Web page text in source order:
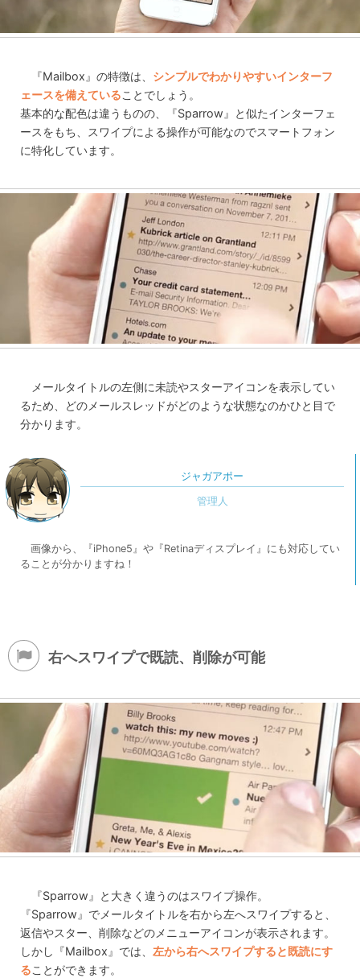
『Mailbox』の特徴は、 シンプルでわかりやすいインターフ
ェースを備えていることでしょう。
基本的な配色は違うものの、『Sparrow』と似たインターフェ
ースをもち、スワイプによる操作が可能なのでスマートフォン
に特化しています。
メールタイトルの左側に未読やスターアイコンを表示してい
るため、どのメールスレッドがどのような状態なのかひと目で
分かります。
ジャガアポー
画像から、『iPhone5』や『Retinaディスプレイ』にも対応してい
ることが分かりますね！
右へスワイプで既読、削除が可能
『Sparrow』と大きく違うのはスワイプ操作。
『Sparrow』でメールタイトルを右から左へスワイプすると、
返信やスター、削除などのメニューアイコンが表示されます。
しかし『Mailbox』では、 左から右へスワイプすると既読にす
ることができます。